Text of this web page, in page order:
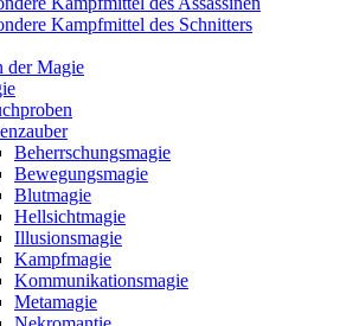
Kampfmittel des Schnitters
der Magie
Beherrschungsmagie
Bewegungsmagie
Blutmagie
Hellsichtmagie
Illusionsmagie
Kampfmagie
Kommunikationsmagie
Metamagie